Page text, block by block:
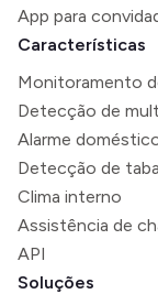
App para
Características
Monitoramento
Detecção de
Alarme
Detecção de
Clima interno
Assistência de
API
Soluções